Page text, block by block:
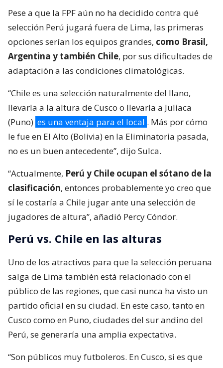
Pese a que la FPF aún no ha decidido contra qué
selección Perú jugará fuera de Lima, las primeras
opciones serían los equipos grandes, como Brasil,
Argentina y también Chile, por sus dificultades de
adaptación a las condiciones climatológicas.
“Chile es una selección naturalmente del llano,
llevarla a la altura de Cusco o llevarla a Juliaca
(Puno) es una ventaja para el local . Más por cómo
le fue en El Alto (Bolivia) en la Eliminatoria pasada,
no es un buen antecedente”, dijo Sulca.
“Actualmente, Perú y Chile ocupan el sótano de la
clasificación, entonces probablemente yo creo que
sí le costaría a Chile jugar ante una selección de
jugadores de altura”, añadió Percy Cóndor.
Perú vs. Chile en las alturas
Uno de los atractivos para que la selección peruana
salga de Lima también está relacionado con el
público de las regiones, que casi nunca ha visto un
partido oficial en su ciudad. En este caso, tanto en
Cusco como en Puno, ciudades del sur andino del
Perú, se generaría una amplia expectativa.
“Son públicos muy futboleros. En Cusco, si es que